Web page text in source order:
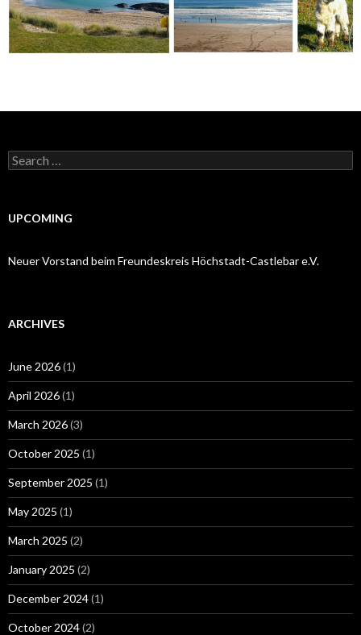
Search
for:
UPCOMING
Neuer Vorstand beim Freundeskreis Höchstadt-Castlebar e.V.
ARCHIVES
June 2026(1)
April 2026(1)
March 2026(3)
October 2025 (1)
September 2025 (1)
May 2025 (1)
March 2025 (2)
January 2025 (2)
December 2024(1)
October 2024(2)